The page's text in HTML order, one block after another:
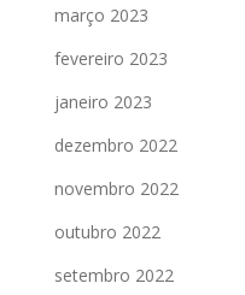
março 2023
fevereiro 2023
janeiro 2023
dezembro 2022
novembro 2022
outubro 2022
setembro 2022